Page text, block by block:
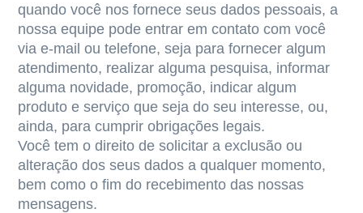
quando você nos fornece seus dados pessoais, a
nossa equipe pode entrar em contato com você
via e-mail ou telefone, seja para fornecer algum
atendimento, realizar alguma pesquisa, informar
alguma novidade, promoção, indicar algum
produto e serviço que seja do seu interesse, ou,
ainda, para cumprir obrigações legais.
Você tem o direito de solicitar a exclusão ou
alteração dos seus dados a qualquer momento,
bem como o fim do recebimento das nossas
mensagens.